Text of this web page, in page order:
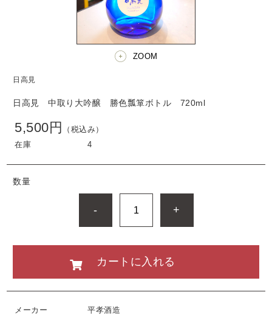
ZOOM
日高見
日高見 中取り大吟醸 勝色瓢箪ボトル 720ml
5,500円
（税込み）
在庫
4
数量
- +
カートに入れる
メーカー 平孝酒造